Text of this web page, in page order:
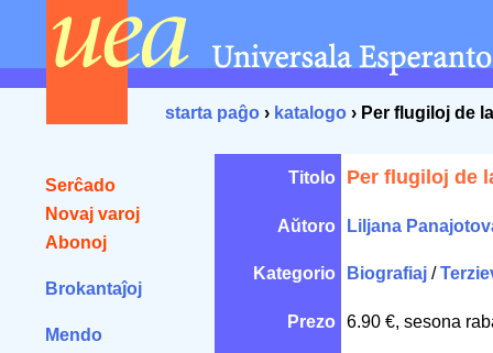
starta paĝo › katalogo › Per flugiloj de
Serĉado
Novaj varoj
Abonoj
Brokantaĵoj
Mendo
Titolo Per flugiloj de
Aŭtoro Liljana
Kategorio Biografiaj /
Prezo 6.90 €, sesona